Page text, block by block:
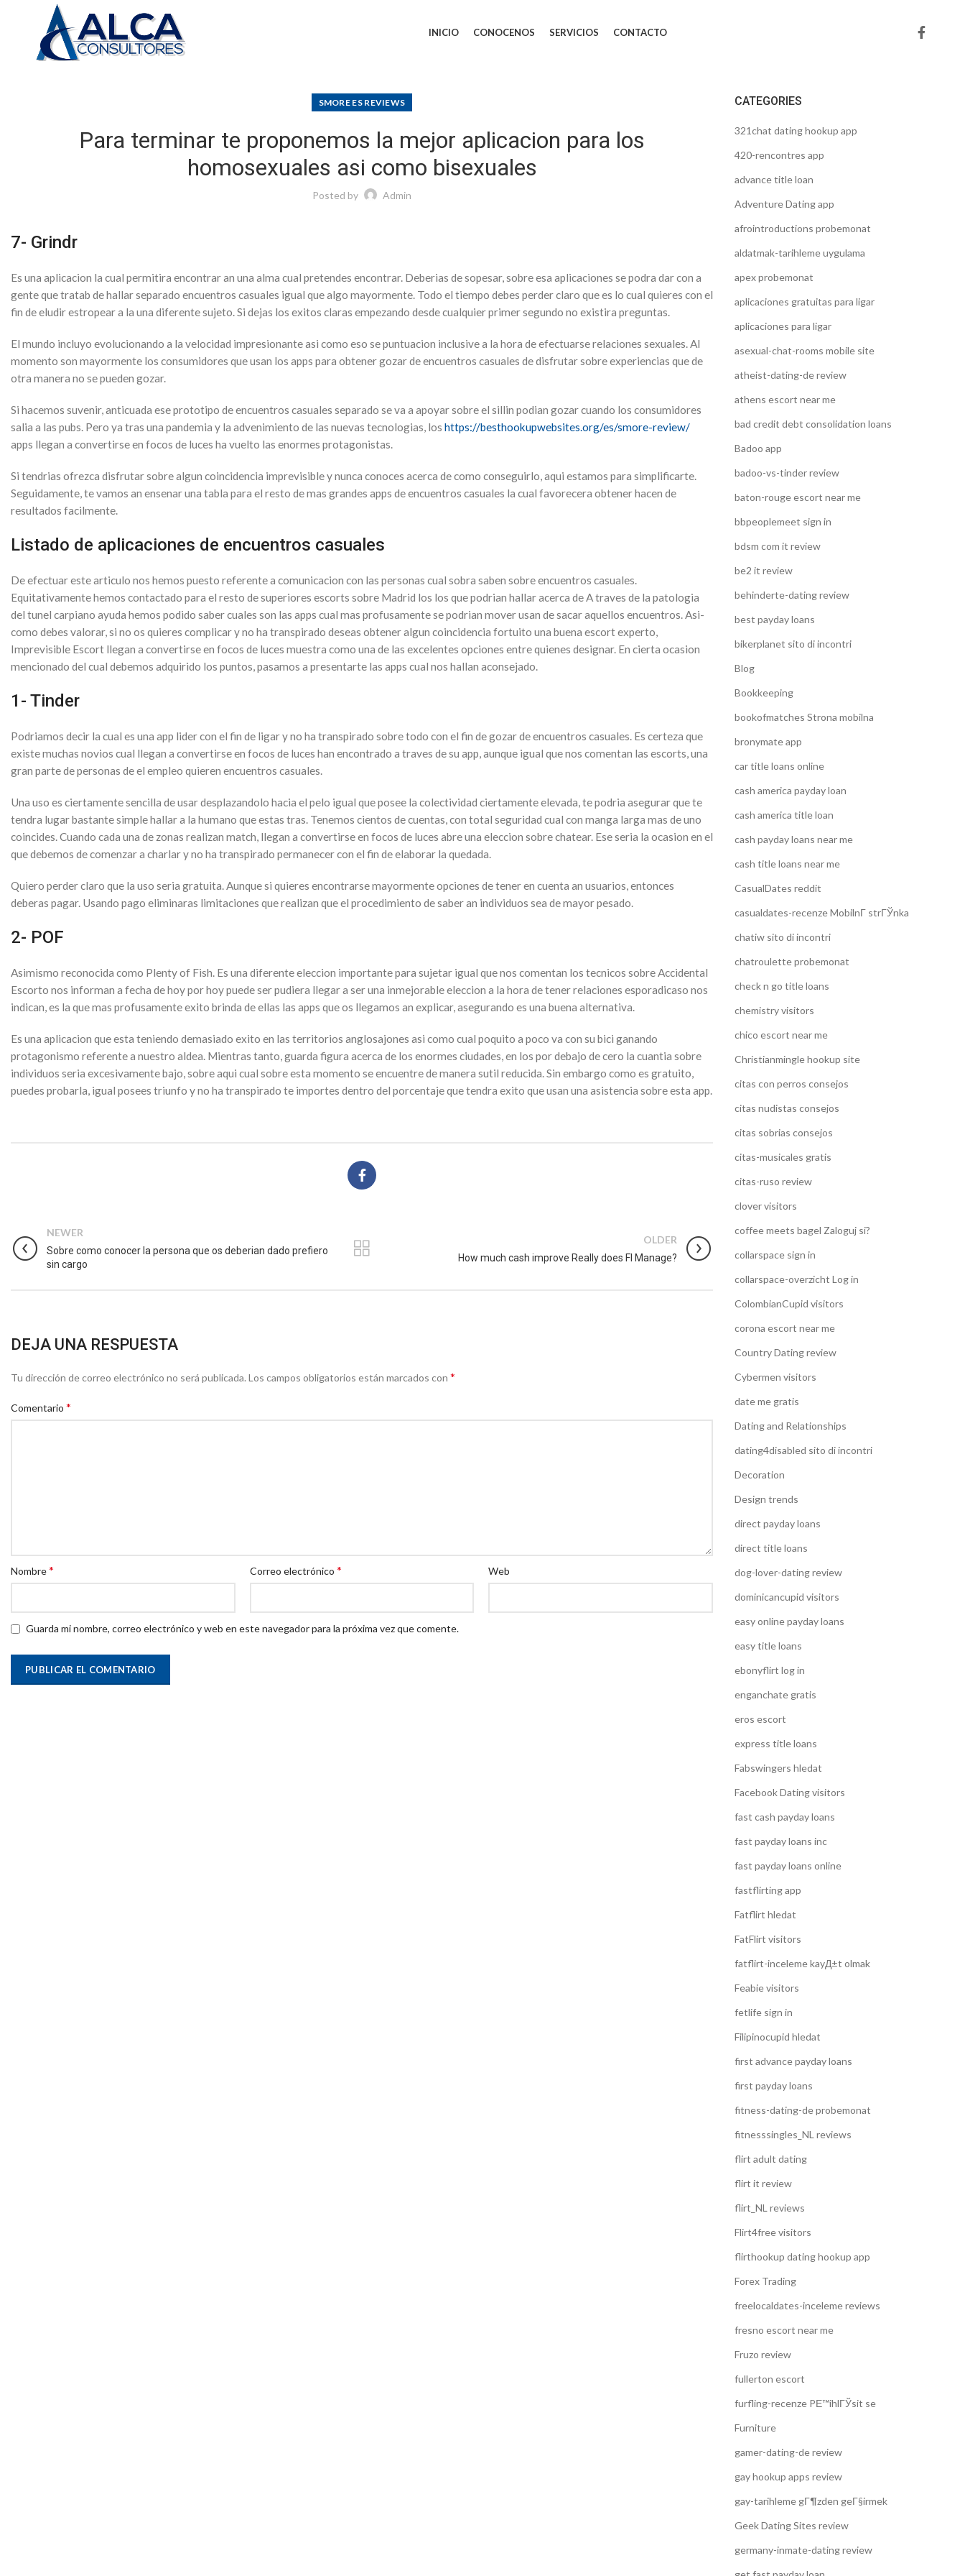
INICIO CONOCENOS SERVICIOS CONTACTO
SMORE ES REVIEWS
Para terminar te proponemos la mejor aplicacion para los
homosexuales asi­ como bisexuales
Posted by Admin
7- Grindr
Es una aplicacion la cual permitira encontrar an una alma cual pretendes encontrar. Deberias de sopesar, sobre esa aplicaciones se podra dar con a
gente que tratab de hallar separado encuentros casuales igual que algo mayormente. Todo el tiempo debes perder claro que es lo cual quieres con el
fin de eludir estropear a la una diferente sujeto. Si dejas los exitos claras empezando desde cualquier primer segundo no existira preguntas.
El mundo incluyo evolucionando a la velocidad impresionante asi­ como eso se puntuacion inclusive a la hora de efectuarse relaciones sexuales. Al
momento son mayormente los consumidores que usan los apps para obtener gozar de encuentros casuales de disfrutar sobre experiencias que de
otra manera no se pueden gozar.
Si hacemos suvenir, anticuada ese prototipo de encuentros casuales separado se va a apoyar sobre el silli­n podian gozar cuando los consumidores
salia a las pubs. Pero ya tras una pandemia y la advenimiento de las nuevas tecnologias, los https://besthookupwebsites.org/es/smore-review/
apps llegan a convertirse en focos de luces ha vuelto las enormes protagonistas.
Si tendri­as ofrezca disfrutar sobre algun coincidencia imprevisible y nunca conoces acerca de como conseguirlo, aqui estamos para simplificarte.
Seguidamente, te vamos an ensenar una tabla para el resto de mas grandes apps de encuentros casuales la cual favorecera obtener hacen de
resultados facilmente.
Listado de aplicaciones de encuentros casuales
De efectuar este articulo nos hemos puesto referente a comunicacion con las personas cual sobra saben sobre encuentros casuales.
Equitativamente hemos contactado para el resto de superiores escorts sobre Madrid los los que podrian hallar acerca de A traves de la patologi­a
del tunel carpiano ayuda hemos podido saber cuales son las apps cual mas profusamente se podri­an mover usan de sacar aquellos encuentros. Asi­
como debes valorar, si no os quieres complicar y no ha transpirado deseas obtener algun coincidencia fortuito una buena escort experto,
Imprevisible Escort llegan a convertirse en focos de luces muestra como una de las excelentes opciones entre quienes designar. En cierta ocasion
mencionado del cual debemos adquirido los puntos, pasamos a presentarte las apps cual nos hallan aconsejado.
1- Tinder
Podri­amos decir la cual es una app lider con el fin de ligar y no ha transpirado sobre todo con el fin de gozar de encuentros casuales. Es certeza que
existe muchas novios cual llegan a convertirse en focos de luces han encontrado a traves de su app, aunque igual que nos comentan las escorts, una
gran parte de personas de el empleo quieren encuentros casuales.
Una uso es ciertamente sencilla de usar desplazandolo hacia el pelo igual que posee la colectividad ciertamente elevada, te podria asegurar que te
tendra lugar bastante simple hallar a la humano que estas tras. Tenemos cientos de cuentas, con total seguridad cual con manga larga mas de uno
coincides. Cuando cada una de zonas realizan match, llegan a convertirse en focos de luces abre una eleccion sobre chatear. Ese seri­a la ocasion en el
que debemos de comenzar a charlar y no ha transpirado permanecer con el fin de elaborar la quedada.
Quiero perder claro que la uso seri­a gratuita. Aunque si quieres encontrarse mayormente opciones de tener en cuenta an usuarios, entonces
deberas pagar. Usando pago eliminaras limitaciones que realizan que el procedimiento de saber an individuos sea de mayor pesado.
2- POF
Asimismo reconocida como Plenty of Fish. Es una diferente eleccion importante para sujetar igual que nos comentan los tecnicos sobre Accidental
Escorto nos informan a fecha de hoy por hoy puede ser pudiera llegar a ser una inmejorable eleccion a la hora de tener relaciones esporadicaso nos
indican, es la que mas profusamente exito brinda de ellas las apps que os llegamos an explicar, asegurando es una buena alternativa.
Es una aplicacion que esta teniendo demasiado exito en las territorios anglosajones asi­ como cual poquito a poco va con su bici ganando
protagonismo referente a nuestro aldea. Mientras tanto, guarda figura acerca de los enormes ciudades, en los por debajo de cero la cuantia sobre
individuos seri­a excesivamente bajo, sobre aqui cual sobre esta momento se encuentre de manera sutil reducida. Sin embargo como es gratuito,
puedes probarla, igual posees triunfo y no ha transpirado te importes dentro del porcentaje que tendra exito que usan una asistencia sobre esta app.
NEWER
Sobre como conocer la persona que os deberian dado prefiero
sin cargo
OLDER
How much cash improve Really does Fl Manage?
DEJA UNA RESPUESTA
Tu dirección de correo electrónico no será publicada. Los campos obligatorios están marcados con *
Comentario *
Nombre* Correo electrónico * Web
Guarda mi nombre, correo electrónico y web en este navegador para la próxima vez que comente.
CATEGORIES
321chat dating hookup app
420-rencontres app
advance title loan
Adventure Dating app
afrointroductions probemonat
aldatmak-tarihleme uygulama
apex probemonat
aplicaciones gratuitas para ligar
aplicaciones para ligar
asexual-chat-rooms mobile site
atheist-dating-de review
athens escort near me
bad credit debt consolidation loans
Badoo app
badoo-vs-tinder review
baton-rouge escort near me
bbpeoplemeet sign in
bdsm com it review
be2 it review
behinderte-dating review
best payday loans
bikerplanet sito di incontri
Blog
Bookkeeping
bookofmatches Strona mobilna
bronymate app
car title loans online
cash america payday loan
cash america title loan
cash payday loans near me
cash title loans near me
CasualDates reddit
casualdates-recenze MobilnГ­ strГЎnka
chatiw sito di incontri
chatroulette probemonat
check n go title loans
chemistry visitors
chico escort near me
Christianmingle hookup site
citas con perros consejos
citas nudistas consejos
citas sobrias consejos
citas-musicales gratis
citas-ruso review
clover visitors
coffee meets bagel Zaloguj si?
collarspace sign in
collarspace-overzicht Log in
ColombianCupid visitors
corona escort near me
Country Dating review
Cybermen visitors
date me gratis
Dating and Relationships
dating4disabled sito di incontri
Decoration
Design trends
direct payday loans
direct title loans
dog-lover-dating review
dominicancupid visitors
easy online payday loans
easy title loans
ebonyflirt log in
enganchate gratis
eros escort
express title loans
Fabswingers hledat
Facebook Dating visitors
fast cash payday loans
fast payday loans inc
fast payday loans online
fastflirting app
Fatflirt hledat
FatFlirt visitors
fatflirt-inceleme kayД±t olmak
Feabie visitors
fetlife sign in
Filipinocupid hledat
first advance payday loans
first payday loans
fitness-dating-de probemonat
fitnesssingles_NL reviews
flirt adult dating
flirt it review
flirt_NL reviews
Flirt4free visitors
flirthookup dating hookup app
Forex Trading
freelocaldates-inceleme reviews
fresno escort near me
Fruzo review
fullerton escort
furfling-recenze PЕ™ihlГЎsit se
Furniture
gamer-dating-de review
gay hookup apps review
gay-tarihleme gГ¶zden geГ§irmek
Geek Dating Sites review
germany-inmate-dating review